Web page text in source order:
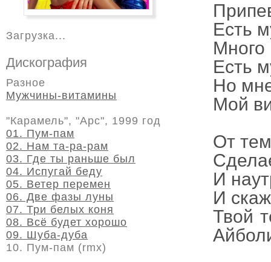
Есть
Много
Есть
Но
Мой
От
И
И
Твой
Загрузка...
Дискография
Разное
Мужчины-витамины
"Карамель", "Арс", 1999 год
01. Пум-пам
02. Нам та-ра-рам
03. Где ты раньше был
04. Испугай беду
05. Ветер перемен
06. Две фазы луны
07. Три белых коня
08. Всё будет хорошо
09. Шуба-дуба
10. Пум-пам (rmx)